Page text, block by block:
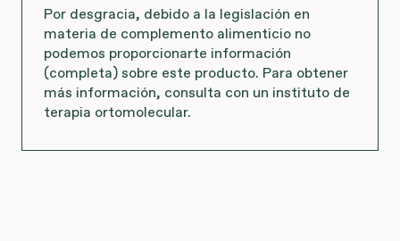
Por desgracia, debido a la legislación en
materia de complemento alimenticio no
podemos proporcionarte información
(completa) sobre este producto. Para obtener
más información, consulta con un instituto de
terapia ortomolecular.